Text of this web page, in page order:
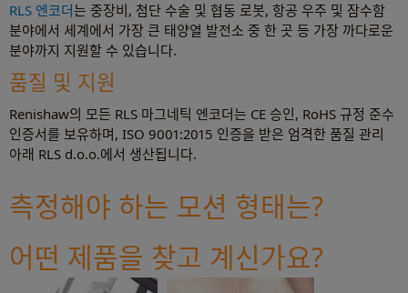
RLS 엔코더는 중장비, 첨단 수술 및 협동 로봇, 항공 우주 및 잠수함
분야에서 세계에서 가장 큰 태양열 발전소 중 한 곳 등 가장 까다로운
분야까지 지원할 수 있습니다.
품질 및 지원
Renishaw의 모든 RLS 마그네틱 엔코더는 CE 승인, RoHS 규정 준수
인증서를 보유하며, ISO 9001:2015 인증을 받은 엄격한 품질 관리
아래 RLS d.o.o.에서 생산됩니다.
측정해야 하는 모션 형태는?
어떤 제품을 찾고 계신가요?